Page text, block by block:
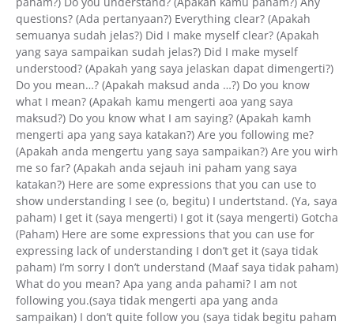
questions? (Ada pertanyaan?) Everything clear? (Apakah
semuanya sudah jelas?) Did I make myself clear? (Apakah
yang saya sampaikan sudah jelas?) Did I make myself
understood? (Apakah yang saya jelaskan dapat dimengerti?)
Do you mean…? (Apakah maksud anda …?) Do you know
what I mean? (Apakah kamu mengerti aoa yang saya
maksud?) Do you know what I am saying? (Apakah kamh
mengerti apa yang saya katakan?) Are you following me?
(Apakah anda mengertu yang saya sampaikan?) Are you wirh
me so far? (Apakah anda sejauh ini paham yang saya
katakan?) Here are some expressions that you can use to
show understanding I see (o, begitu) I undertstand. (Ya, saya
paham) I get it (saya mengerti) I got it (saya mengerti) Gotcha
(Paham) Here are some expressions that you can use for
expressing lack of understanding I don’t get it (saya tidak
paham) I’m sorry I don’t understand (Maaf saya tidak paham)
What do you mean? Apa yang anda pahami? I am not
following you.(saya tidak mengerti apa yang anda
sampaikan) I don’t quite follow you (saya tidak begitu paham